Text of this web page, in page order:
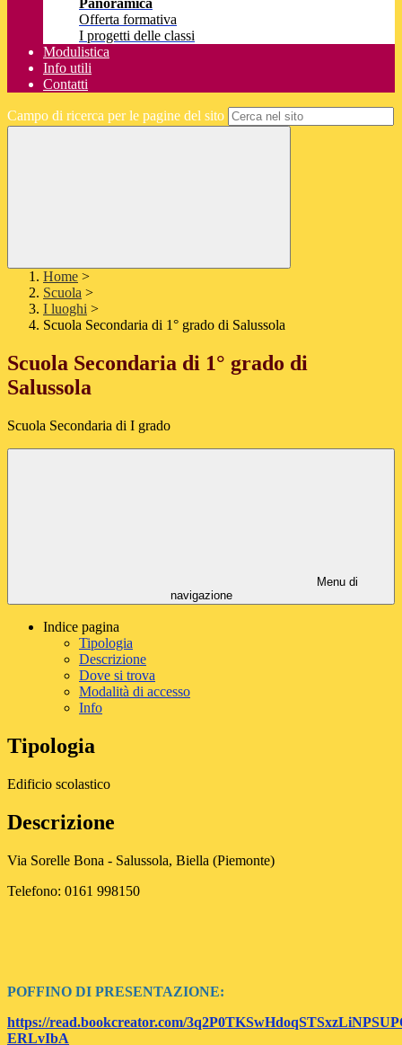
Panoramica
Offerta formativa
I progetti delle classi
Modulistica
Info utili
Contatti
Campo di ricerca per le pagine del sito
Home >
Scuola >
I luoghi >
Scuola Secondaria di 1° grado di Salussola
Scuola Secondaria di 1° grado di
Salussola
Scuola Secondaria di I grado
Menu di
navigazione
Indice pagina
Tipologia
Descrizione
Dove si trova
Modalità di accesso
Info
Tipologia
Edificio scolastico
Descrizione
Via Sorelle Bona - Salussola, Biella (Piemonte)
Telefono: 0161 998150
POFFINO DI PRESENTAZIONE:
https://read.bookcreator.com/
ERLvIbA